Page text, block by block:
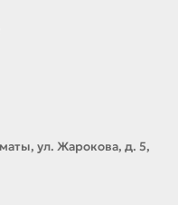
ул. Жарокова, д. 5,